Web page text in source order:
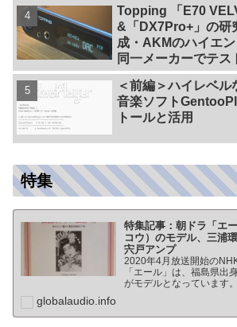
Topping 「E70
&「DX7Pro+」の研
成・AKMのハイエ
同一メーカーでテス
【ES9038PRO Vs
＜前編＞ハイレベ
音楽ソフト
トールと活用
特集
特集記事：朝ドラ「エ
コウ）のモデル、三浦
宍戸アンプ
2020年4月放送開始の
「エール」は、福島県出
がモデルとなっています
戦前の声楽家、三浦環さ
する宍戸公一氏のアンプ
ングルアンプ製作…
globalaudio.info